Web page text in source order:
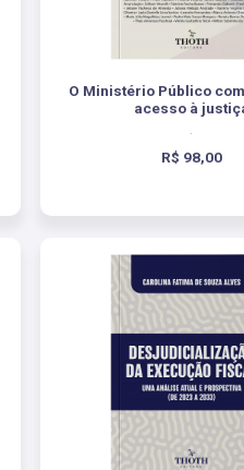
O Ministério Público
acesso à
R$ 98,00